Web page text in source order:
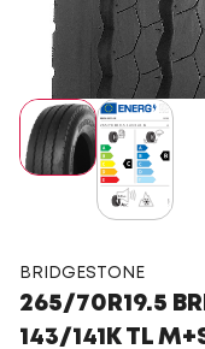
BRIDGESTONE
265/70R19.5
143/141K TL